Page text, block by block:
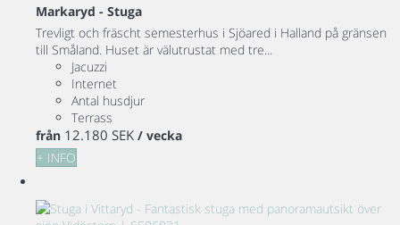
Markaryd - Stuga
Trevligt och fräscht semesterhus i Sjöared i Halland på gränsen
till Småland. Huset är välutrustat med tre...
Jacuzzi
Internet
Antal husdjur
Terrass
från 12.180 SEK / vecka
+ INFO